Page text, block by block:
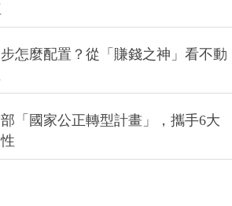
怎麼配置？從「賺錢之神」看不動
「國家公正轉型計畫」，攜手6大